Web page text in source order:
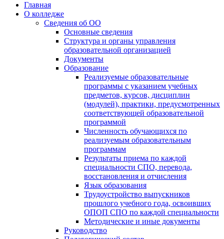
Главная
О колледже
Сведения об ОО
Основные сведения
Структура и органы управления
образовательной организацией
Документы
Образование
Реализуемые образовательные
программы с указанием учебных
предметов, курсов, дисциплин
(модулей), практики, предусмотренных
соответствующей образовательной
программой
Численность обучающихся по
реализуемым образовательным
программам
Результаты приема по каждой
специальности СПО, перевода,
восстановления и отчисления
Язык образования
Трудоустройство выпускников
прошлого учебного года, освоивших
ОПОП СПО по каждой специальности
Методические и иные документы
Руководство